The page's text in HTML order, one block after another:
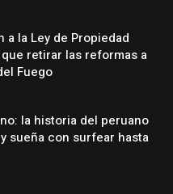
a la Ley de Propiedad
retirar las reformas a
Fuego
la historia del peruano
sueña con surfear hasta